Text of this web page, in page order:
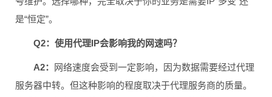
是“恒定”。
Q2：使用代理IP会影响我的网速吗？
A2：
网络速度会受到一定影响，因为数据需要经过代理
服务器中转。但这种影响的程度取决于代理服务商的质量。